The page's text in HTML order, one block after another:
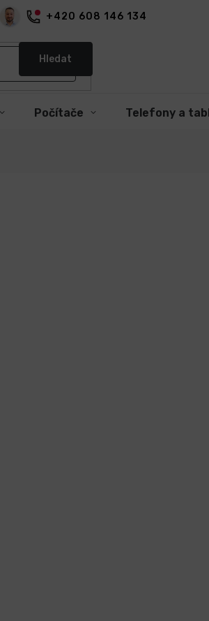
+420 608 146 134
Hledat
Počítače Telefony a